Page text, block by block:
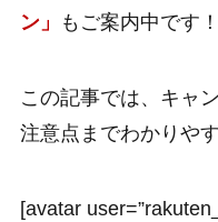
ン」
もご案内中です！
この記事では、キャ
注意点までわかりや
[avatar